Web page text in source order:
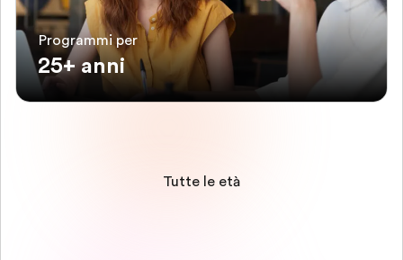
Programmi per
25+ anni
Tutte le età